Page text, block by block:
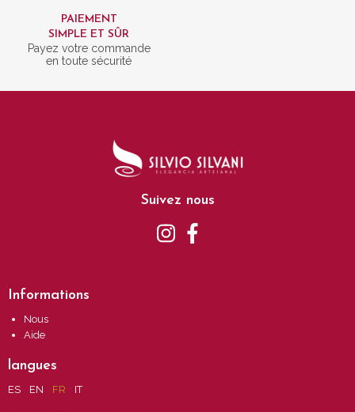
PAIEMENT
SIMPLE ET SÛR
Payez votre commande
en toute sécurité
Suivez nous
Informations
Nous
Aide
langues
ES EN FR IT